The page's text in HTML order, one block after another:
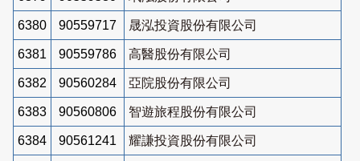
6380 90559717 晟泓投資股份有限公司
6381 90559786 高醫股份有限公司
6382 90560284 亞院股份有限公司
6383 90560806 智遊旅程股份有限公司
6384 90561241 耀謙投資股份有限公司